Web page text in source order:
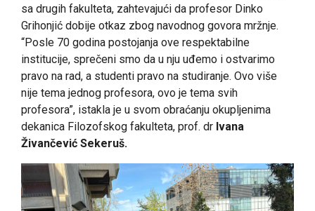
sa drugih fakulteta, zahtevajući da profesor Dinko
Grihonjić dobije otkaz zbog navodnog govora mržnje.
“Posle 70 godina postojanja ove respektabilne
institucije, sprečeni smo da u nju uđemo i ostvarimo
pravo na rad, a studenti pravo na studiranje. Ovo više
nije tema jednog profesora, ovo je tema svih
profesora”, istakla je u svom obraćanju okupljenima
dekanica Filozofskog fakulteta, prof. dr Ivana
Živančević Sekeruš.